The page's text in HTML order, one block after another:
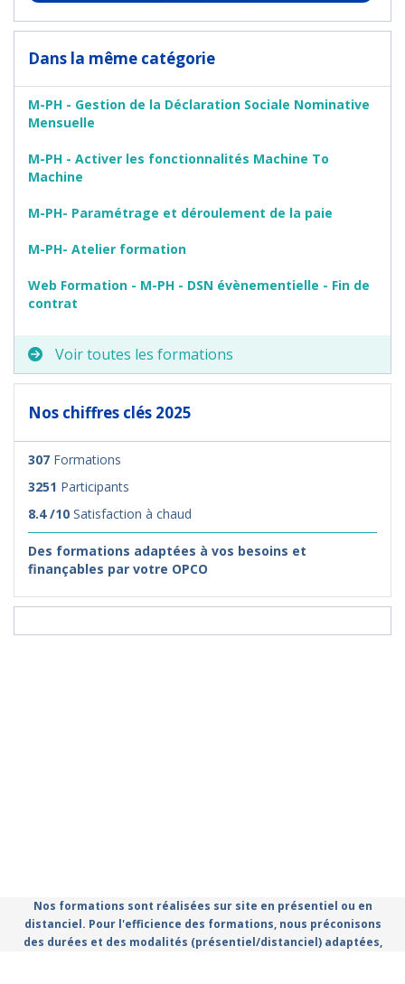
Dans la même catégorie
M-PH - Gestion de la Déclaration Sociale Nominative
Mensuelle
M-PH - Activer les fonctionnalités Machine To
Machine
M-PH- Paramétrage et déroulement de la paie
M-PH- Atelier formation
Web Formation - M-PH - DSN évènementielle - Fin de
contrat
Voir toutes les formations
Nos chiffres clés 2025
307 Formations
3251 Participants
8.4 /10 Satisfaction à chaud
Des formations adaptées à vos besoins et
finançables par votre OPCO
Nos formations sont réalisées sur site en présentiel ou en
distanciel. Pour l'efficience des formations, nous préconisons
des durées et des modalités (présentiel/distanciel) adaptées,